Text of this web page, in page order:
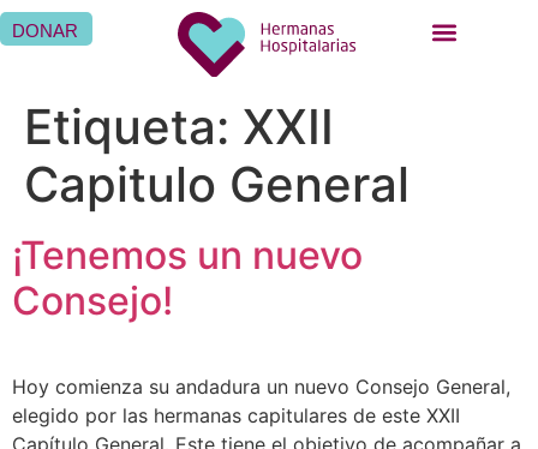
DONAR
Etiqueta: XXII
Capitulo General
¡Tenemos un nuevo
Consejo!
Hoy comienza su andadura un nuevo Consejo General,
elegido por las hermanas capitulares de este XXII
Capítulo General. Este tiene el objetivo de acompañar a